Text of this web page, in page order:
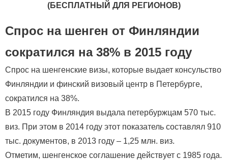
(БЕСПЛАТНЫЙ ДЛЯ РЕГИОНОВ)
Спрос на шенген от Финляндии
сократился на 38% в 2015 году
Спрос на шенгенские визы, которые выдает консульство
Финляндии и финский визовый центр в Петербурге,
сократился на 38%.
В 2015 году Финляндия выдала петербуржцам 570 тыс.
виз. При этом в 2014 году этот показатель составлял 910
тыс. документов, в 2013 году – 1,25 млн. виз.
Отметим, шенгенское соглашение действует с 1985 года.